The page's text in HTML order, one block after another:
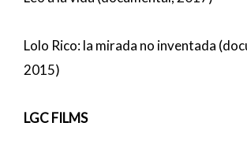
Lolo Rico: la mirada no inventada
2015)
LGC FILMS